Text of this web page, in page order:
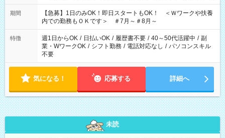
22：00 ・22：00～翌6：00 など
期間
【急募】1日のみOK！即日スタートもOK！ ＜Ｗワークや扶養
内での勤務もＯＫです＞ ＃7月～＃8月～
特徴 週1日からOK / 日払いOK / 履歴書不要 / 40～50代活躍中 / 副
業・WワークOK / シフト勤務 / 電話対応なし / パソコンスキル
不要
気になる！ 応募する 詳細へ
未読